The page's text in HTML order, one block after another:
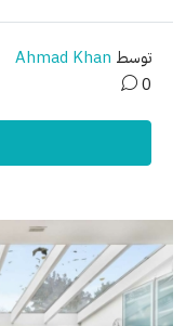
توسط Ahmad Khan
0